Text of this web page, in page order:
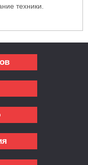
техники.